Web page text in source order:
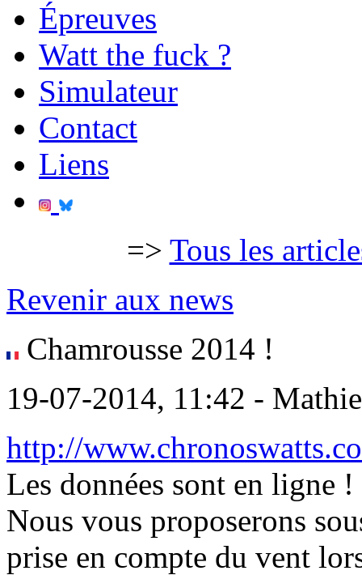
Épreuves
Watt the fuck ?
Simulateur
Contact
Liens
=> Tous les
Revenir aux news
Chamrousse 2014 !
19-07-2014, 11:42 -
http://
Les données sont en ligne !
Nous vous proposerons
prise en compte du vent